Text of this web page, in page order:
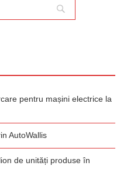
pentru mașini electrice la
AutoWallis
de unități produse în